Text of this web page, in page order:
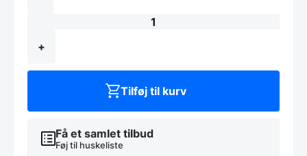
+
Få et samlet tilbud
Føj til huskeliste
Tilføj til kurv